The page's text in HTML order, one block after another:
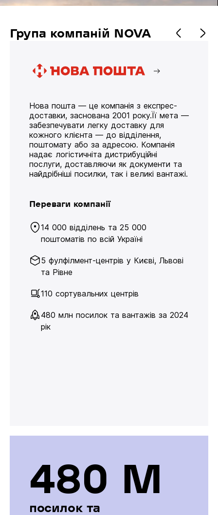
Група компаній NOVA
Нова пошта — це компанія з експрес-
доставки, заснована 2001 року.Її мета —
забезпечувати легку доставку для
кожного клієнта — до відділення,
поштомату або за адресою. Компанія
надає логістичніта дистрибуційні
послуги, доставляючи як документи та
найдрібніші посилки, так і великі вантажі.
Переваги компанії
14 000 відділень та 25 000
поштоматів по всій Україні
5 фулфілмент-центрів у Києві, Львові
та Рівне
110 сортувальних центрів
480 млн посилок та вантажів за 2024
рік
480 М
посилок та